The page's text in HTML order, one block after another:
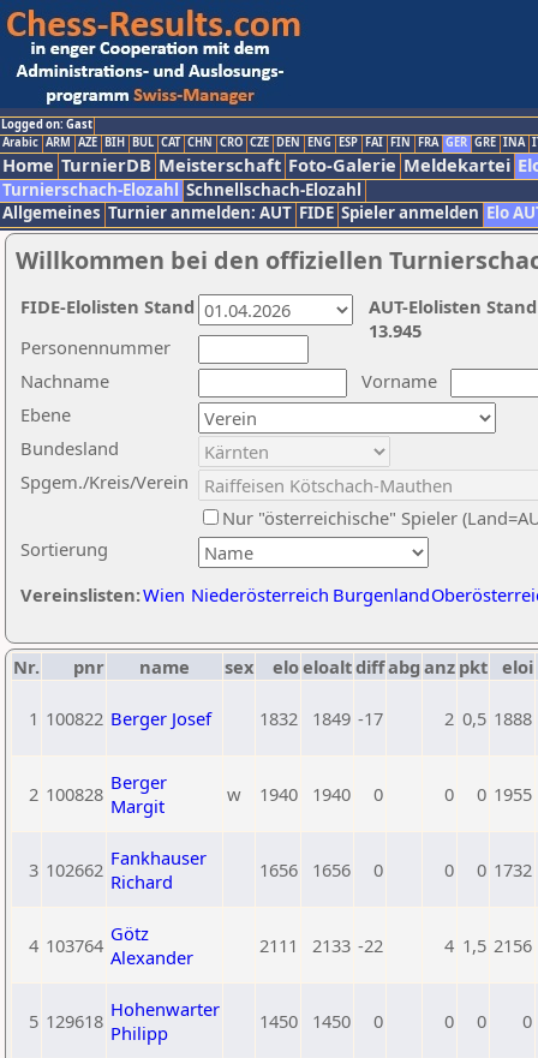
Logged on: Gast
Arabic ARM AZE BIH BUL CAT CHN CRO CZE DEN ENG ESP FAI FIN FRA GER GRE INA
Home TurnierDB Meisterschaft Foto-Galerie Meldekartei
Turnierschach-Elozahl Schnellschach-Elozahl
Allgemeines Turnier anmelden: AUT FIDE Spieler anmelden Elo
Willkommen bei den offiziellen
Nachname
Vorname
Ebene
Sortierung
Personennummer
Bundesland
Spgem./Kreis/Verein
Nur "österreichische" Spieler
Vereinslisten:Wien Niederösterreich Burgenland
AUT-Elolisten
13.945
FIDE-Elolisten Stand
Nr. pnr name sex eloeloaltdiffabg anz pkt eloi
1 100822 Berger Josef 1832 1849 -17 2 0,5 1888
2 100828 Berger
Margit
w 1940 1940 0 0 0 1955
3 102662 Fankhauser
Richard
1656 1656 0 0 0 1732
4 103764 Götz
Alexander
2111 2133 -22 4 1,5 2156
5 129618 Hohenwarter
Philipp
1450 1450 0 0 0 0